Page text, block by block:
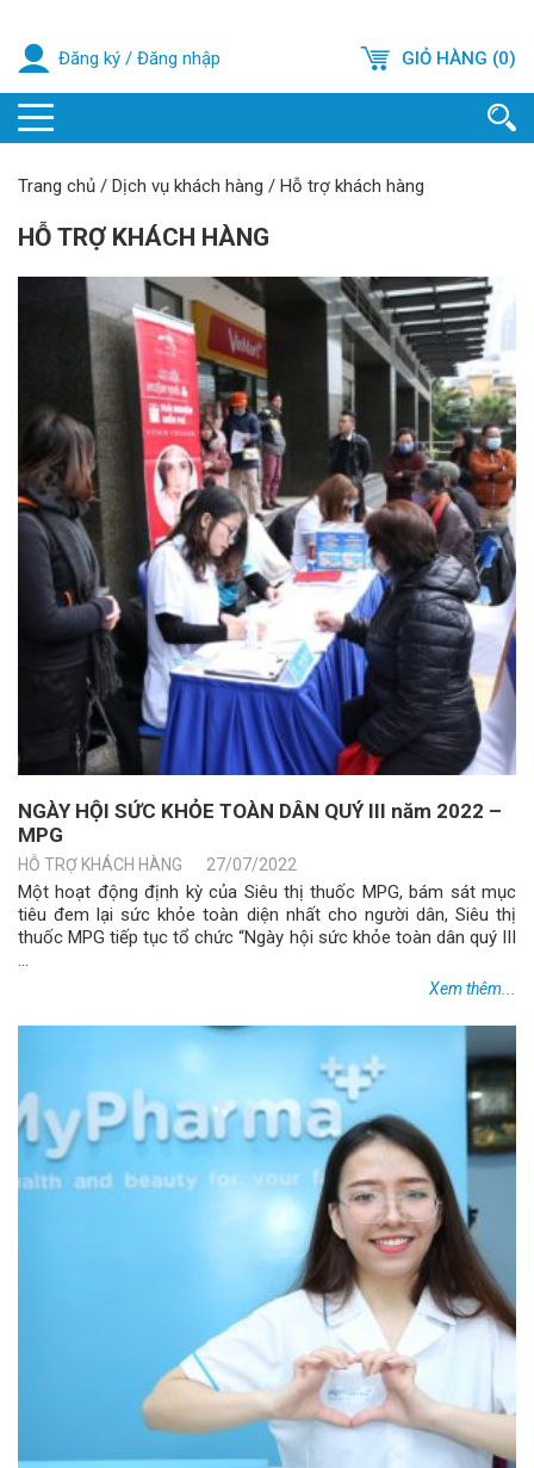
Đăng ký / Đăng nhập GIỎ HÀNG (0)
Trang chủ / Dịch vụ khách hàng / Hỗ trợ khách hàng
HỖ TRỢ KHÁCH HÀNG
NGÀY HỘI SỨC KHỎE TOÀN DÂN QUÝ III năm 2022 –
MPG
HỖ TRỢ KHÁCH HÀNG 27/07/2022
Một hoạt động định kỳ của Siêu thị thuốc MPG, bám sát mục
tiêu đem lại sức khỏe toàn diện nhất cho người dân, Siêu thị
thuốc MPG tiếp tục tổ chức “Ngày hội sức khỏe toàn dân quý III
...
Xem thêm...